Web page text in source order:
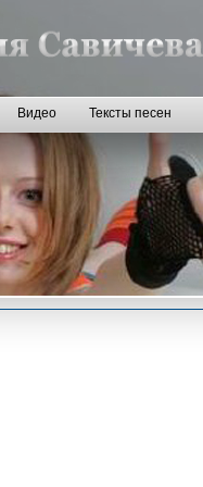
Видео Тексты песен